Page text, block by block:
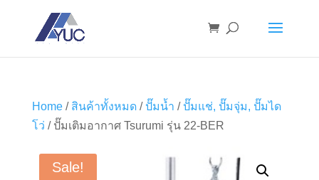
Home/ สินค้าทั้งหมด/ปั๊มน้ำ /ปั๊มแช่, ปั๊มจุ่ม, ปั๊มได
โว่ / ปั๊มเติมอากาศ Tsurumi รุ่น 22-BER
Sale!